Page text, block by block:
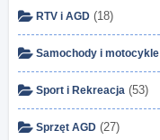
RTV i AGD (18)
Samochody i motocykle
Sport i Rekreacja (53)
Sprzęt AGD (27)